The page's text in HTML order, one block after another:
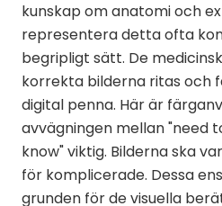
kunskap om anatomi och
representera detta ofta
begripligt sätt. De
korrekta bilderna ritas och
digital penna. Här är
avvägningen mellan "need
know" viktig. Bilderna ska
för komplicerade. Dessa
grunden för de visuella